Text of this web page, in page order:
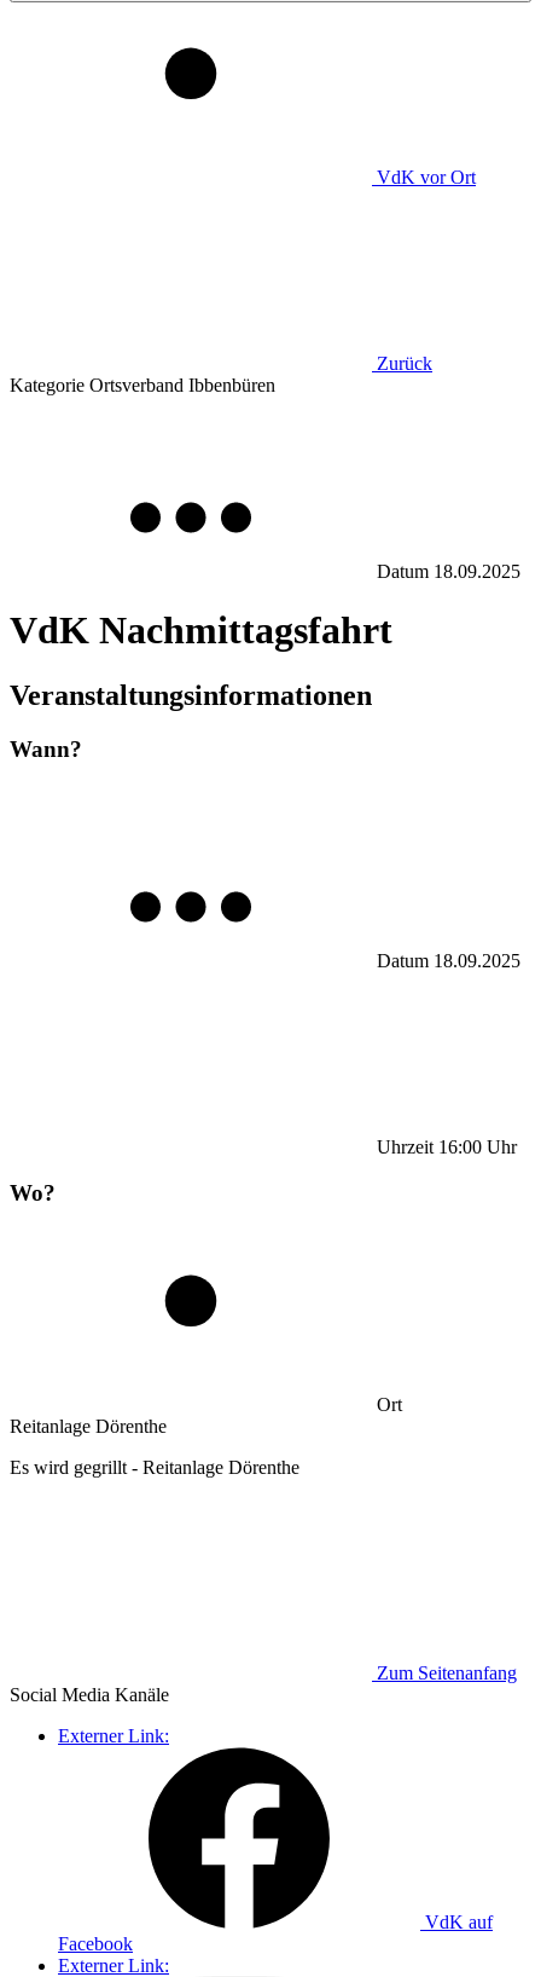
VdK vor Ort
Zurück
Kategorie Ortsverband Ibbenbüren
Datum 18.09.2025
VdK Nachmittagsfahrt
Veranstaltungsinformationen
Wann?
Datum 18.09.2025
Uhrzeit 16:00 Uhr
Wo?
Ort
Reitanlage Dörenthe
Es wird gegrillt - Reitanlage Dörenthe
Zum Seitenanfang
Social Media Kanäle
Externer Link:
VdK auf
Facebook
Externer Link: